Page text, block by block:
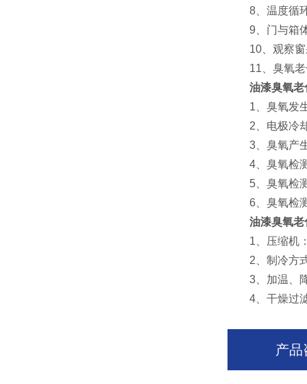
8、温度循环
9、门与箱体
10、观察窗采
11、臭氧老化
油漆臭氧
1、臭氧发生
2、电极冷却
3、臭氧产生
4、臭氧检测
5、臭氧检测
6、臭氧检测
油漆臭氧
1、压缩机：
2、制冷方式
3、加温、降
4、干燥过滤
产品